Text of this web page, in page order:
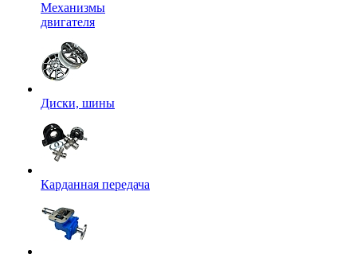
Механизмы
двигателя
Диски, шины
Карданная передача